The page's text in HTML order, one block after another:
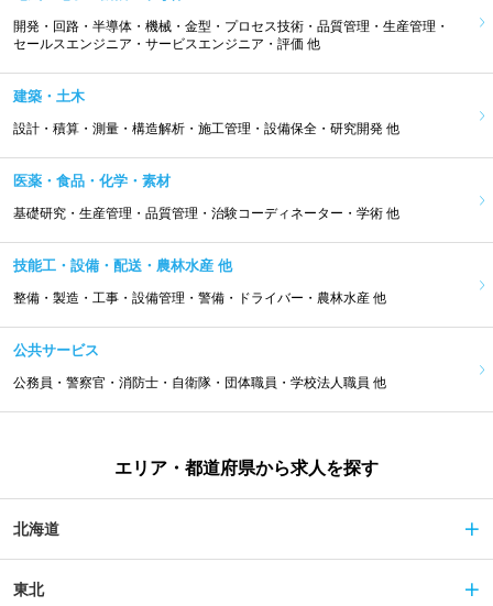
開発・回路・半導体・機械・金型・プロセス技術・品質管理・生産管理・
セールスエンジニア・サービスエンジニア・評価 他
建築・土木
設計・積算・測量・構造解析・施工管理・設備保全・研究開発 他
医薬・食品・化学・素材
基礎研究・生産管理・品質管理・治験コーディネーター・学術 他
技能工・設備・配送・農林水産 他
整備・製造・工事・設備管理・警備・ドライバー・農林水産 他
公共サービス
公務員・警察官・消防士・自衛隊・団体職員・学校法人職員 他
エリア・都道府県から求人を探す
北海道
東北